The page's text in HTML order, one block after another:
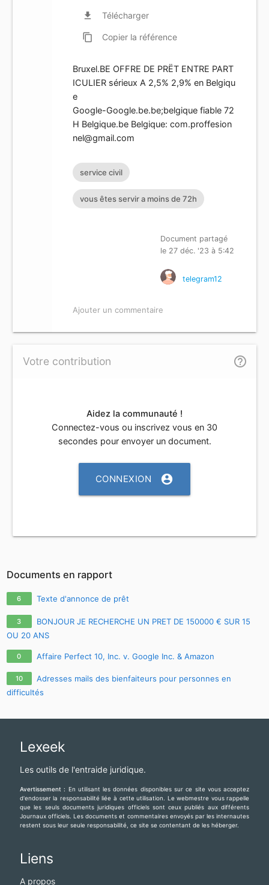
file_download Télécharger
content_copy Copier la référence
Bruxel.BE OFFRE DE PRËT ENTRE PART
ICULIER sérieux A 2,5% 2,9% en Belgiqu
e
Google-Google.be.be;belgique fiable 72
H Belgique.be Belgique:com.proffesion
nel@gmail.com
service civil
vous êtes servir a moins de 72h
Document partagé
le 27 déc. '23 à 5:42
telegram12
Ajouter un commentaire
Votre contribution help_outline
Aidez la communauté !
Connectez-vous ou inscrivez vous en 30
secondes pour envoyer un document.
CONNEXION account_circle
Documents en rapport
6 Texte d'annonce de prêt
3
BONJOUR JE RECHERCHE UN PRET DE 150000 € SUR 15
OU 20 ANS
0 Affaire Perfect 10, Inc. v. Google Inc. & Amazon
10
Adresses mails des bienfaiteurs pour personnes en
difficultés
Lexeek
Les outils de l'entraide juridique.
Avertissement : En utilisant les données disponibles sur ce site vous acceptez
d'endosser la responsabilité liée à cette utilisation. Le webmestre vous rappelle
que les seuls documents juridiques officiels sont ceux publiés aux différents
Journaux officiels. Les documents et commentaires envoyés par les internautes
restent sous leur seule responsabilité, ce site se contentant de les héberger.
Liens
A propos